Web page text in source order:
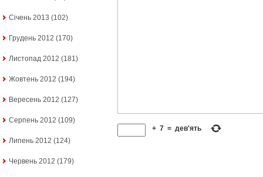
Січень 2013 (102)
Грудень 2012 (170)
Листопад 2012 (181)
Жовтень 2012 (194)
Вересень 2012 (127)
Серпень 2012 (109)
Липень 2012 (124)
Червень 2012 (179)
+ 7 = дев'ять